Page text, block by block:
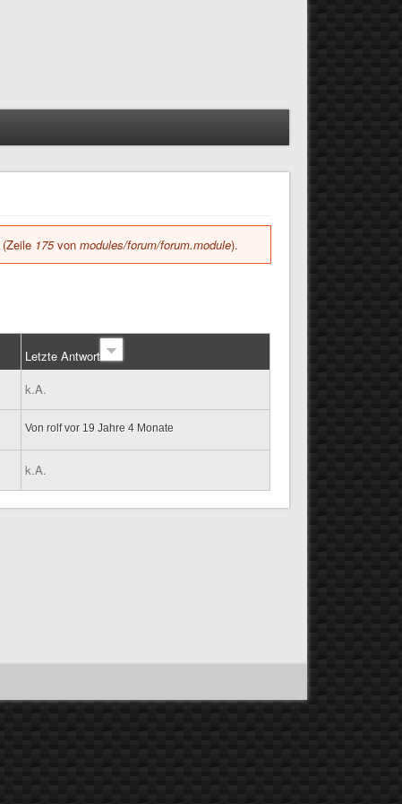
(Zeile 175vonmodules/forum/forum.module).
Letzte Antwort
k.A.
Vonrolfvor 19 Jahre 4 Monate
k.A.